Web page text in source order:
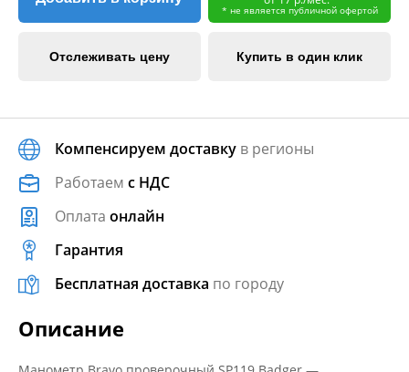
* не является публичной офертой
Отслеживать цену Купить в один клик
Компенсируем доставку в регионы
Работаем с НДС
Оплата онлайн
Гарантия
Бесплатная доставка по городу
Описание